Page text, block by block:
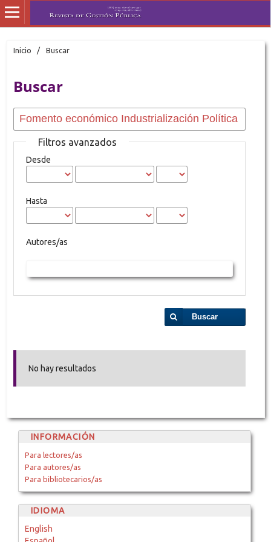
Inicio / Buscar
Buscar
Filtros avanzados
Desde
Hasta
Autores/as
Buscar
No hay resultados
INFORMACIÓN
Para lectores/as
Para autores/as
Para bibliotecarios/as
IDIOMA
English